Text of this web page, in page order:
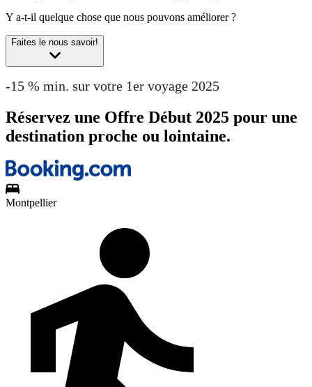
Y a-t-il quelque chose que nous pouvons améliorer ?
Faites le nous savoir!
-15 % min. sur votre 1er voyage 2025
Réservez une Offre Début 2025 pour une
destination proche ou lointaine.
Montpellier